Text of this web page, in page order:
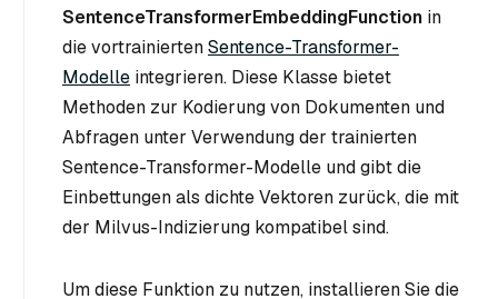
SentenceTransformerEmbeddingFunction in
die vortrainiertenSentence-Transformer-
Modelle integrieren. Diese Klasse bietet
Methoden zur Kodierung von Dokumenten und
Abfragen unter Verwendung der trainierten
Sentence-Transformer-Modelle und gibt die
Einbettungen als dichte Vektoren zurück, die mit
der Milvus-Indizierung kompatibel sind.
Um diese Funktion zu nutzen, installieren Sie die